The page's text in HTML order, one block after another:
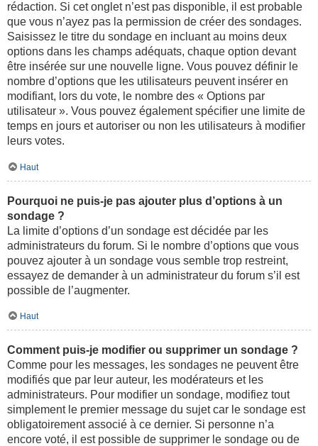
rédaction. Si cet onglet n’est pas disponible, il est probable
que vous n’ayez pas la permission de créer des sondages.
Saisissez le titre du sondage en incluant au moins deux
options dans les champs adéquats, chaque option devant
être insérée sur une nouvelle ligne. Vous pouvez définir le
nombre d’options que les utilisateurs peuvent insérer en
modifiant, lors du vote, le nombre des « Options par
utilisateur ». Vous pouvez également spécifier une limite de
temps en jours et autoriser ou non les utilisateurs à modifier
leurs votes.
Haut
Pourquoi ne puis-je pas ajouter plus d’options à un
sondage ?
La limite d’options d’un sondage est décidée par les
administrateurs du forum. Si le nombre d’options que vous
pouvez ajouter à un sondage vous semble trop restreint,
essayez de demander à un administrateur du forum s’il est
possible de l’augmenter.
Haut
Comment puis-je modifier ou supprimer un sondage ?
Comme pour les messages, les sondages ne peuvent être
modifiés que par leur auteur, les modérateurs et les
administrateurs. Pour modifier un sondage, modifiez tout
simplement le premier message du sujet car le sondage est
obligatoirement associé à ce dernier. Si personne n’a
encore voté, il est possible de supprimer le sondage ou de